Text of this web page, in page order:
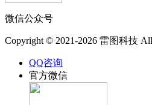
微信公众号
Copyright © 2021-2026 雷图科技 All
QQ咨询
官方微信